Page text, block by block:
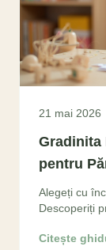
21 mai 2026
Gradinita
pentru
Alegeți cu
Descoperiți
Citește